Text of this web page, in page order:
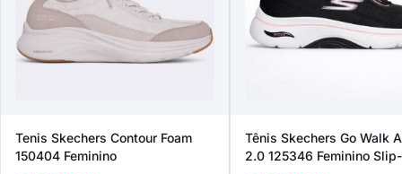
Tenis Skechers Contour Foam
150404 Feminino
Tênis Skechers Go Walk
2.0 125346 Feminino